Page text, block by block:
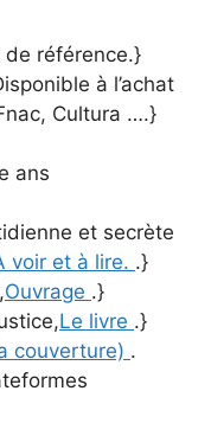
de référence.}
à l’achat
Cultura ….}
ans
et secrète
voir et à lire. .}
Ouvrage .}
Le livre .}
couverture) .